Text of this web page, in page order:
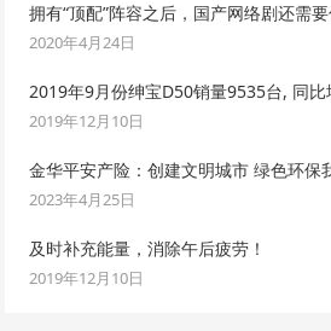
拥有“顶配”阵容之后，国产网络剧还需
2020年4月24日
2019年9月份绅宝D50销量9535台, 同
2019年12月10日
金华平安产险：创建文明城市 绿色环保
2023年4月25日
及时补充能量，消除午后疲劳！
2019年12月10日